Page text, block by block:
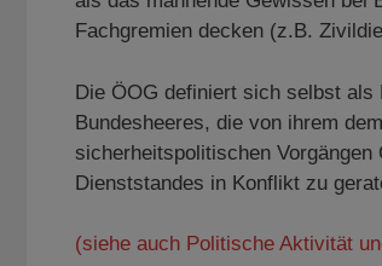
Fachgremien decken (z.B.
Die ÖOG definiert sich selbst
Bundesheeres, die von ihrem
sicherheitspolitischen
Dienststandes in Konflikt zu
(siehe auch Politische Aktivität